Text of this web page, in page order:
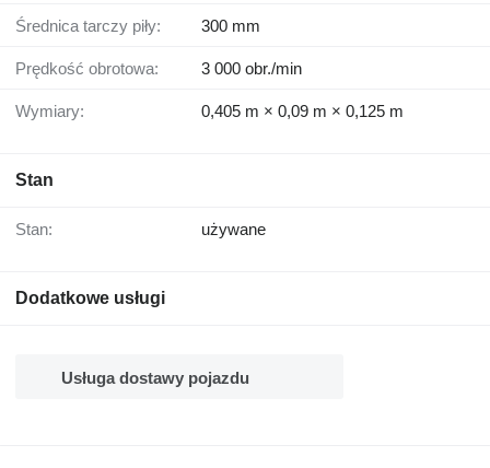
Średnica tarczy piły: 300 mm
Prędkość obrotowa: 3 000 obr./min
Wymiary: 0,405 m × 0,09 m × 0,125 m
Stan
Stan: używane
Dodatkowe usługi
Usługa dostawy pojazdu